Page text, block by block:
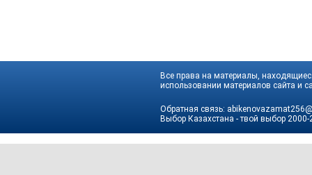
Все права на материалы,
использовании материалов сайта и
Обратная связь:
Выбор Казахстана - твой выбор 2000-